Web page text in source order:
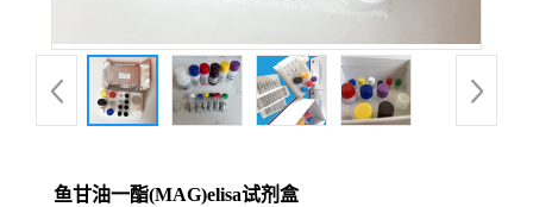
鱼甘油一酯(MAG)elisa试剂盒